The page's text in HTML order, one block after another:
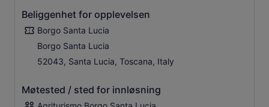
Beliggenhet for opplevelsen
Borgo Santa Lucia
Borgo Santa Lucia
52043, Santa Lucia, Toscana, Italy
Møtested / sted for innløsning